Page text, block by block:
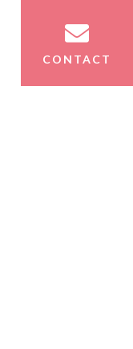
CONTACT